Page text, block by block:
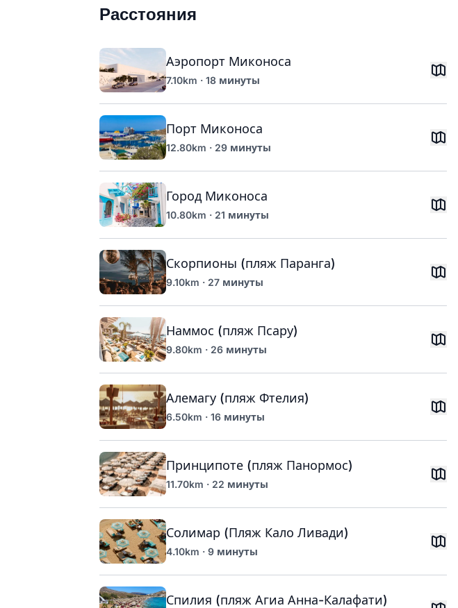
Расстояния
Аэропорт Миконоса
7.10km · 18 минуты
Порт Миконоса
12.80km · 29 минуты
Город Миконоса
10.80km · 21 минуты
Скорпионы (пляж Паранга)
9.10km · 27 минуты
Наммос (пляж Псару)
9.80km · 26 минуты
Алемагу (пляж Фтелия)
6.50km · 16 минуты
Принципоте (пляж Панормос)
11.70km · 22 минуты
Солимар (Пляж Кало Ливади)
4.10km · 9 минуты
Спилия (пляж Агиа Анна-Калафати)